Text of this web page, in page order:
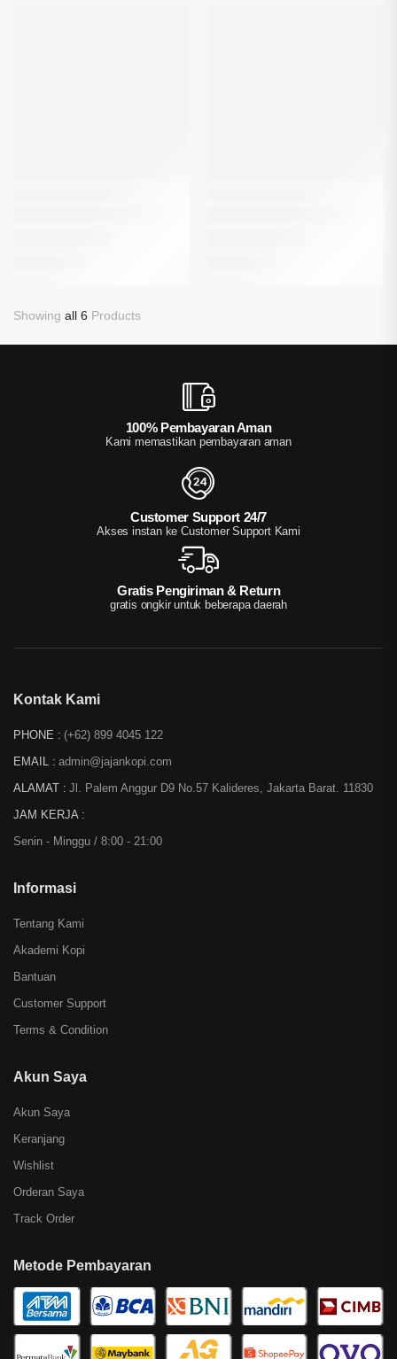
Showing all 6 Products
100% Pembayaran Aman
Kami memastikan pembayaran aman
Customer Support 24/7
Akses instan ke Customer Support Kami
Gratis Pengiriman & Return
gratis ongkir untuk beberapa daerah
Kontak Kami
PHONE : (+62) 899 4045 122
EMAIL : admin@jajankopi.com
ALAMAT : Jl. Palem Anggur D9 No.57 Kalideres, Jakarta Barat. 11830
JAM KERJA :
Senin - Minggu / 8:00 - 21:00
Informasi
Tentang Kami
Akademi Kopi
Bantuan
Customer Support
Terms & Condition
Akun Saya
Akun Saya
Keranjang
Wishlist
Orderan Saya
Track Order
Metode Pembayaran